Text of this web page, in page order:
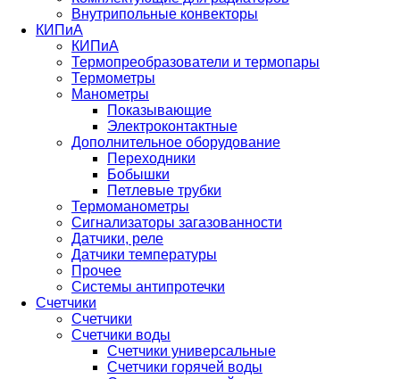
Внутрипольные конвекторы
КИПиА
КИПиА
Термопреобразователи и термопары
Термометры
Манометры
Показывающие
Электроконтактные
Дополнительное оборудование
Переходники
Бобышки
Петлевые трубки
Термоманометры
Сигнализаторы загазованности
Датчики, реле
Датчики температуры
Прочее
Системы антипротечки
Счетчики
Счетчики
Счетчики воды
Счетчики универсальные
Счетчики горячей воды